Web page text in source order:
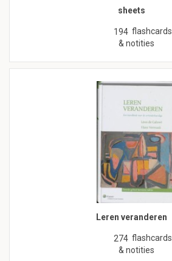
sheets
194 flashcards
& notities
Leren veranderen
274 flashcards
& notities